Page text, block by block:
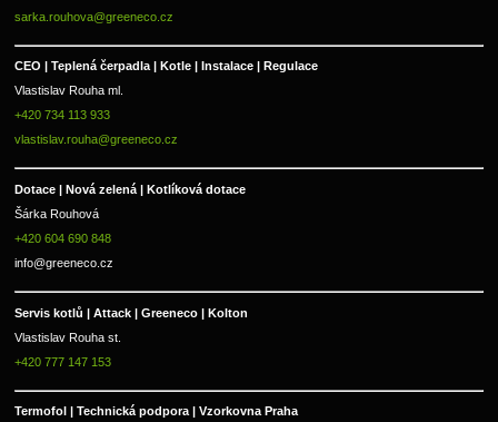
sarka.rouhova@greeneco.cz
CEO | Teplená čerpadla | Kotle | Instalace | Regulace
Vlastislav Rouha ml.
+420 734 113 933
vlastislav.rouha@greeneco.cz
Dotace | Nová zelená | Kotlíková dotace
Šárka Rouhová
+420 604 690 848
info@greeneco.cz
Servis kotlů | Attack | Greeneco | Kolton
Vlastislav Rouha st.
+420 777 147 153
Termofol | Technická podpora | Vzorkovna Praha